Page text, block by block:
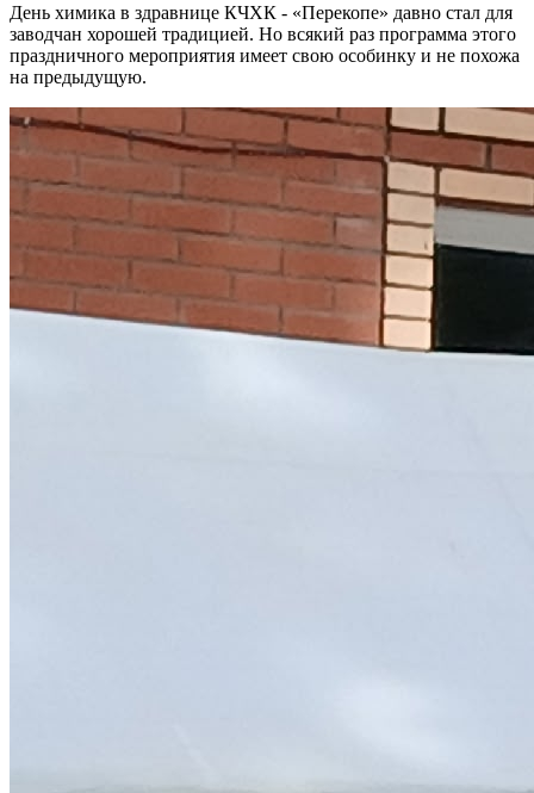
День химика в здравнице КЧХК - «Перекопе» давно стал для
заводчан хорошей традицией. Но всякий раз программа этого
праздничного мероприятия имеет свою особинку и не похожа
на предыдущую.